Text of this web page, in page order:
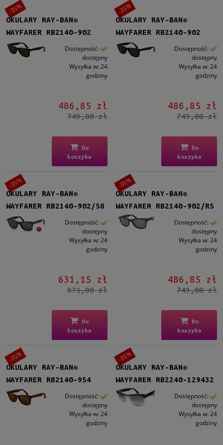
OKULARY RAY-BAN®
WAYFARER RB2140-902
Dostępność:
dostępny
Wysyłka w: 24
godziny
486,85 zł
749,00 zł
Do
koszyka
-35%
OKULARY RAY-BAN®
WAYFARER RB2140-902
Dostępność:
dostępny
Wysyłka w: 24
godziny
486,85 zł
749,00 zł
Do
koszyka
-35%
OKULARY RAY-BAN®
WAYFARER RB2140-902/58
Dostępność:
dostępny
Wysyłka w: 24
godziny
631,15 zł
971,00 zł
Do
koszyka
-35%
OKULARY RAY-BAN®
WAYFARER RB2140-902/R5
Dostępność:
dostępny
Wysyłka w: 24
godziny
486,85 zł
749,00 zł
Do
koszyka
-35%
OKULARY RAY-BAN®
WAYFARER RB2140-954
Dostępność:
dostępny
Wysyłka w: 24
godziny
-35%
OKULARY RAY-BAN®
WAYFARER RB2240-129432
Dostępność:
dostępny
Wysyłka w: 24
godziny
-35%